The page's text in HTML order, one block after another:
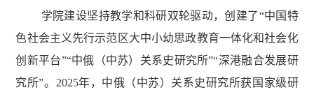
学院建设坚持教学和科研双轮驱动，创建了“中国特
色社会主义先行示范区大中小幼思政教育一体化和社会化
创新平台”“中俄（中苏）关系史研究所”“深港融合发展研
究所”。2025年，中俄（中苏）关系史研究所获国家级研